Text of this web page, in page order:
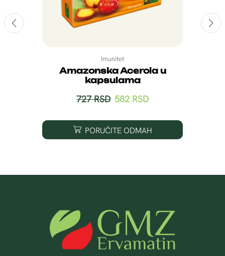
Imunitet
Amazonska Acerola u
kapsulama
727RSD 582 RSD
PORUČITE ODMAH